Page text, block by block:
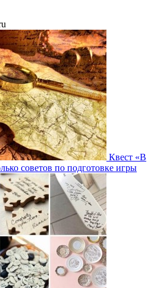
Квест «В
советов по подготовке игры